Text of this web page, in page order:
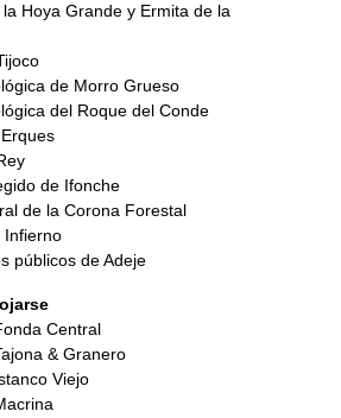
Hoya Grande y Ermita de la
de Morro Grueso
del Roque del Conde
de Ifonche
de la Corona Forestal
Infierno
públicos de Adeje
Central
& Granero
Viejo